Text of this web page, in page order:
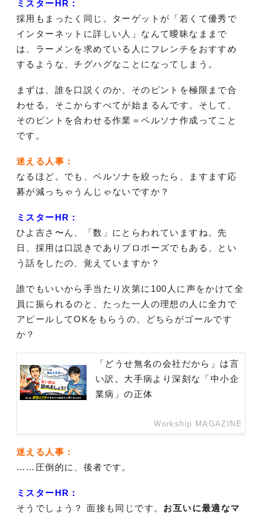
ミスターHR：
採用もまったく同じ。ターゲットが「若くて優秀で
インターネットに詳しい人」なんて曖昧なままで
は、ラーメンを求めている人にフレンチをおすすめ
するような、チグハグなことになってしまう。
まずは、誰を口説くのか、そのピントを極限まで合
わせる。そこからすべてが始まるんです。そして、
そのピントを合わせる作業＝ペルソナ作成ってこと
です。
迷える人事：
なるほど。でも、ペルソナを絞ったら、ますます応
募が減っちゃうんじゃないですか？
ミスターHR：
ひよ吉さ〜ん、「数」にとらわれていますね。先
日、採用は口説きでありプロポーズでもある、とい
う話をしたの、覚えていますか？
誰でもいいから手当たり次第に100人に声をかけて全
員に振られるのと、たった一人の理想の人に全力で
アピールしてOKをもらうの、どちらがゴールです
か？
「どうせ無名の会社だから」は言
い訳。大手病より深刻な「中小企
業病」の正体
Workship MAGAZINE
迷える人事：
……圧倒的に、後者です。
ミスターHR：
そうでしょう？ 面接も同じです。 お互いに最適なマ